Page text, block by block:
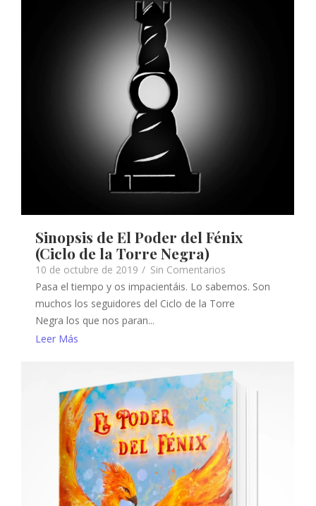
Sinopsis de El Poder del Fénix
(Ciclo de la Torre Negra)
10 de octubre de 2019 / Sin Comentarios
Pasa el tiempo y os impacientáis. Lo sabemos. Son
muchos los seguidores del Ciclo de la Torre
Negra los que nos paran...
Leer Más